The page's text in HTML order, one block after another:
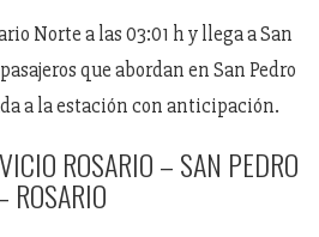
Norte a las 03:01 h y llega a San
que abordan en San Pedro
a la estación con anticipación.
ROSARIO – SAN PEDRO
ROSARIO